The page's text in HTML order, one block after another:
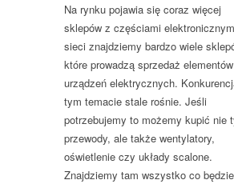
Na rynku pojawia się coraz więcej
sklepów z częściami
sieci znajdziemy bardzo wiele
które prowadzą sprzedaż
urządzeń elektrycznych.
tym temacie stale rośnie. Jeśli
potrzebujemy to możemy kupić nie
przewody, ale także wentylatory,
oświetlenie czy układy scalone.
Znajdziemy tam wszystko co